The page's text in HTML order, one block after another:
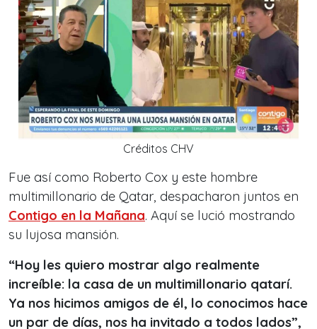
Créditos CHV
Fue así como Roberto Cox y este hombre
multimillonario de Qatar, despacharon juntos en
Contigo en la Mañana. Aquí se lució mostrando
su lujosa mansión.
“Hoy les quiero mostrar algo realmente
increíble: la casa de un multimillonario qatarí.
Ya nos hicimos amigos de él, lo conocimos hace
un par de días, nos ha invitado a todos lados”,